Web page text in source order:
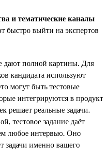
и тематические каналы
быстро выйти на экспертов
дают полной картины. Для
кандидата используют
могут быть тестовые
интегрируются в продукт
решает реальные задачи.
тестовое задание даёт
любое интервью. Оно
задачи именно вашего